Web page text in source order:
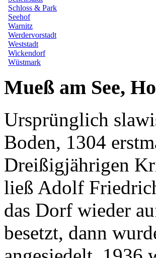
Mueß am See,
Ursprünglich
Boden, 1304
Dreißigjährigen
ließ Adolf
das Dorf wieder
besetzt, dann